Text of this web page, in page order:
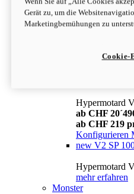
Konfigurieren
newV2
ab CHF 169
Hypermotard
ab CHF
ab CHF 219
Konfigurieren
new V2 SP
Hypermotard
mehr erfahren
Monster
Gerät zu, um die
Marketingbemühungen zu
Cookie-